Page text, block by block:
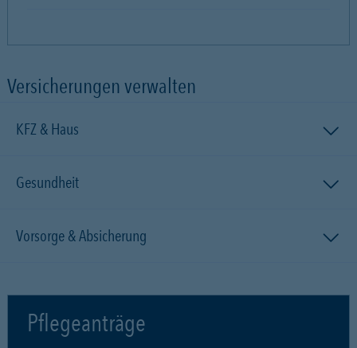
Versicherungen verwalten
KFZ & Haus
Gesundheit
Vorsorge & Absicherung
Pflegeanträge